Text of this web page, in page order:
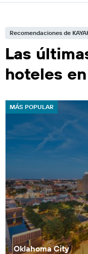
Recomendaciones de
Las
hoteles
MÁS POPULAR
Oklahoma City